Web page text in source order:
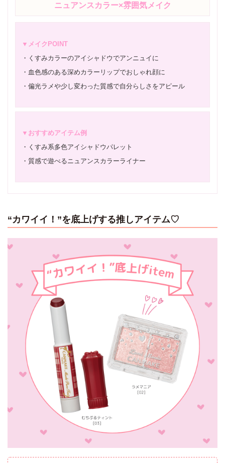
ニュアンスカラー×雰囲気メイク
▼メイクPOINT
・くすみカラーのアイシャドウでアンニュイに
・血色感のある深めカラーリップでおしゃれ顔に
・偏光ラメや少し変わった質感で自分らしさをアピール
▼おすすめアイテム例
・くすみ系多色アイシャドウパレット
・質感で遊べるニュアンスカラーライナー
“カワイイ！”を底上げする推しアイテム♡